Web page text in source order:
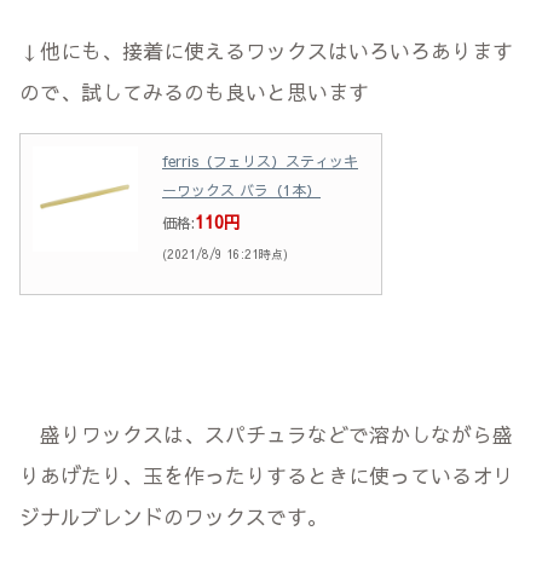
↓他にも、接着に使えるワックスはいろいろあります
ので、試してみるのも良いと思います
ferris（フェリス）スティッキ
ーワックス バラ（1本）
価格:110円
(2021/8/9 16:21時点)
盛りワックスは、スパチュラなどで溶かしながら盛
りあげたり、玉を作ったりするときに使っているオリ
ジナルブレンドのワックスです。